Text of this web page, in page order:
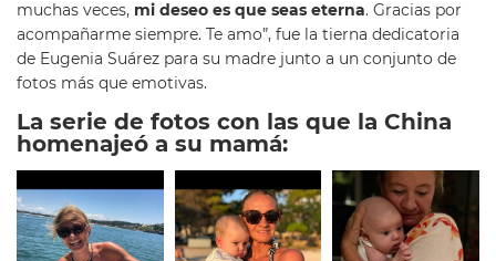
muchas veces, mi deseo es que seas eterna. Gracias por
acompañarme siempre. Te amo”, fue la tierna dedicatoria
de Eugenia Suárez para su madre junto a un conjunto de
fotos más que emotivas.
La serie de fotos con las que la China
homenajeó a su mamá: